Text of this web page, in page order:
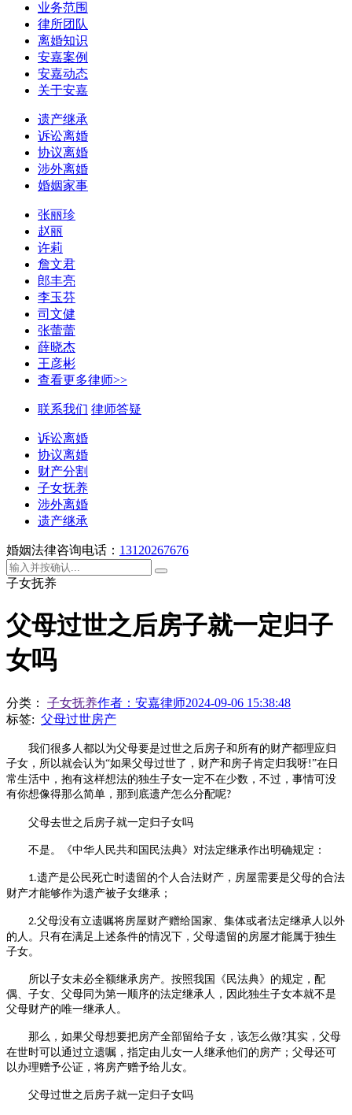
业务范围
律所团队
离婚知识
安嘉案例
安嘉动态
关于安嘉
遗产继承
诉讼离婚
协议离婚
涉外离婚
婚姻家事
张丽珍
赵丽
许莉
詹文君
郎丰亮
李玉芬
司文健
张蕾蕾
薛晓杰
王彦彬
查看更多律师>>
联系我们 律师答疑
诉讼离婚
协议离婚
财产分割
子女抚养
涉外离婚
遗产继承
婚姻法律咨询电话： 13120267676
子女抚养
父母过世之后房子就一定归子
女吗
分类： 子女抚养作者： 安嘉律师2024-09-06 15:38:48
标签: 父母过世房产
我们很多人都以为父母要是过世之后房子和所有的财产都理应归
子女，所以就会认为“如果父母过世了，财产和房子肯定归我呀!”在日
常生活中，抱有这样想法的独生子女一定不在少数，不过，事情可没
有你想像得那么简单，那到底遗产怎么分配呢?
父母去世之后房子就一定归子女吗
不是。《中华人民共和国民法典》对法定继承作出明确规定：
1.遗产是公民死亡时遗留的个人合法财产，房屋需要是父母的合法
财产才能够作为遗产被子女继承；
2.父母没有立遗嘱将房屋财产赠给国家、集体或者法定继承人以外
的人。只有在满足上述条件的情况下，父母遗留的房屋才能属于独生
子女。
所以子女未必全额继承房产。按照我国《民法典》的规定，配
偶、子女、父母同为第一顺序的法定继承人，因此独生子女本就不是
父母财产的唯一继承人。
那么，如果父母想要把房产全部留给子女，该怎么做?其实，父母
在世时可以通过立遗嘱，指定由儿女一人继承他们的房产；父母还可
以办理赠予公证，将房产赠予给儿女。
父母过世之后房子就一定归子女吗